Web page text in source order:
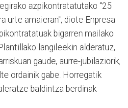
azpikontratatutako “25
urte amaieran", diote Enpresa
bigarren mailako
langileekin alderatuz,
gaude, aurre-jubilaziorik,
ordainik gabe. Horregatik
baldintza berdinak